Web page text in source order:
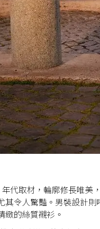
年代取材，輪廓修長唯
其令人驚豔。男裝設計
緻的絲質襯衫。